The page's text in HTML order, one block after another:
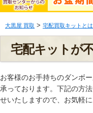
大黒屋 買取 > 宅配買取キットとは
宅配キットが
お客様のお手持ちのダンボ
承っております。下記の方
せいたしますので、お気軽